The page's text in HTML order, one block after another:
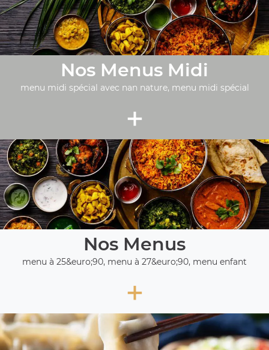
Nos Menus Midi
menu midi spécial avec nan nature, menu midi spécial
+
Nos Menus
menu à 25&euro;90, menu à 27&euro;90, menu enfant
+